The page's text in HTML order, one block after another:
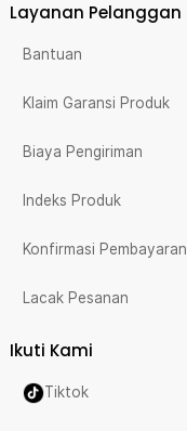
Layanan Pelanggan
Bantuan
Klaim Garansi Produk
Biaya Pengiriman
Indeks Produk
Konfirmasi Pembayaran
Lacak Pesanan
Ikuti Kami
Tiktok